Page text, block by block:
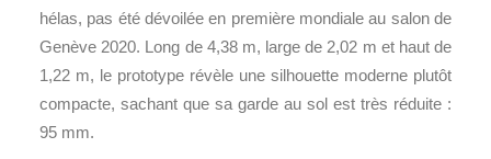
hélas, pas été dévoilée en première mondiale au salon de
Genève 2020. Long de 4,38 m, large de 2,02 m et haut de
1,22 m, le prototype révèle une silhouette moderne plutôt
compacte, sachant que sa garde au sol est très réduite :
95 mm.